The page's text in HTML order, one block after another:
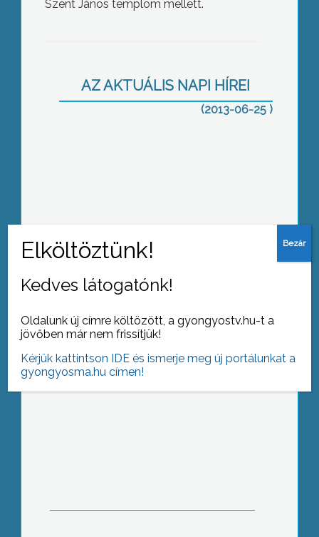
Szent János templom mellett.
AZ AKTUÁLIS NAPI HÍREI
(2013-06-25 )
Záróvizsga
Kedves látogatónk!
Oldalunk új címre költözött, a gyongyostv.hu-t a
jövőben már nem frissítjük!
Kérjük kattintson IDE és ismerje meg új portálunkat a
gyongyosma.hu címen!